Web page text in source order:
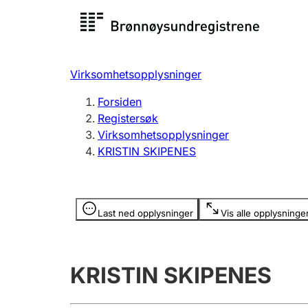
Registersøk
Registrere, endre, slette
Virksomhetsopplysninger
Forsiden
Registersøk
Virksomhetsopplysninger
KRISTIN SKIPENES
Last ned opplysninger Vis alle
Opplysninger er skjult
KRISTIN SKIPENES